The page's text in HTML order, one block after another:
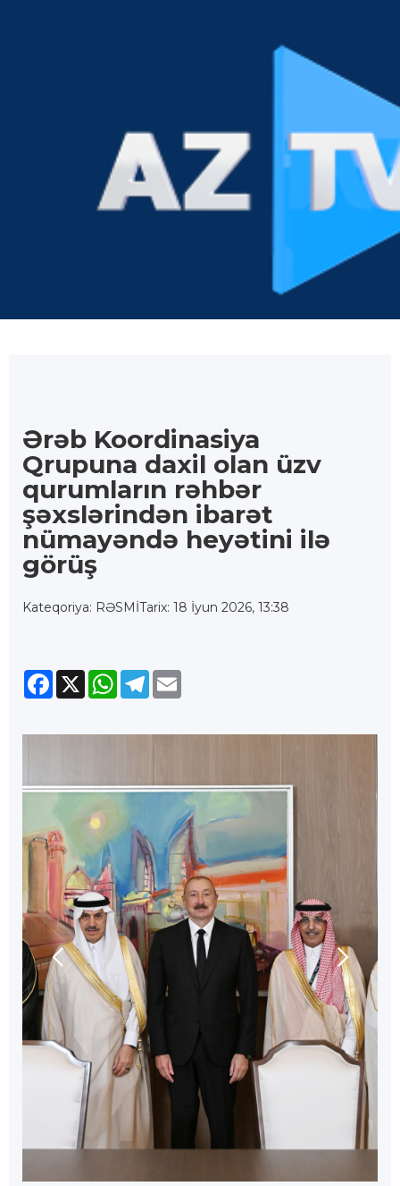
Ərəb Koordinasiya
Qrupuna daxil olan üzv
qurumların rəhbər
şəxslərindən ibarət
nümayəndə heyətini ilə
görüş
Kateqoriya: RƏSMİTarix: 18 İyun 2026, 13:38
Facebook
X WhatsApp
Telegram